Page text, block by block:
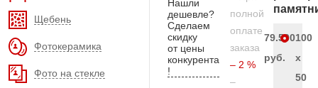
Щебень
Фотокерамика
Фото на стекле
Нашли
дешевле?
Сделаем
скидку
от цены
конкурента
!
полной
оплате
заказа
– 2 %
–
79.500
руб.
100
x
50